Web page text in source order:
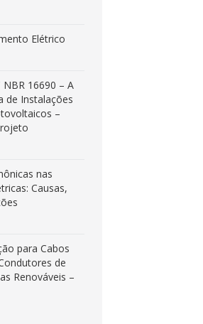
Elétrico
16690 – A
de Instalações
–
nas
Causas,
para Cabos
de
Renováveis –